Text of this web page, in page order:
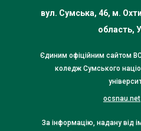
вул. Сумська, 46, м.
область,
Єдиним офіційним сайтом
коледж Сумського
ocsnau.net
За інформацію, надану від